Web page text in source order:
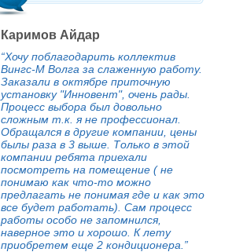
Каримов Айдар
“Хочу поблагодарить коллектив
Вингс-М Волга за слаженную работу.
Заказали в октябре приточную
установку "Инновент", очень рады.
Процесс выбора был довольно
сложным т.к. я не профессионал.
Обращался в другие компании, цены
былы раза в 3 выше. Только в этой
компании ребята приехали
посмотреть на помещение ( не
понимаю как что-то можно
предлагать не понимая где и как это
все будет работать). Сам процесс
работы особо не запомнился,
наверное это и хорошо. К лету
приобретем еще 2 кондиционера.”